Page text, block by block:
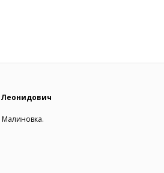
Малиновка.